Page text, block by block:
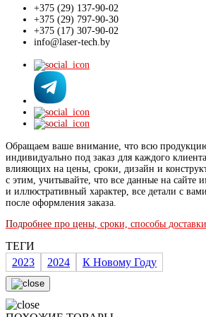
+375 (29) 137-90-02
+375 (29) 797-90-30
+375 (17) 307-90-02
info@laser-tech.by
Обращаем ваше внимание, что всю
индивидуально под заказ для каждого
влияющих на цены, сроки, дизайн и
с этим, учитывайте, что все данные на
и иллюстративный характер, все детали с
после оформления заказа.
Подробнее про цены, сроки, способы
ТЕГИ
2023
2024 К Новому Году